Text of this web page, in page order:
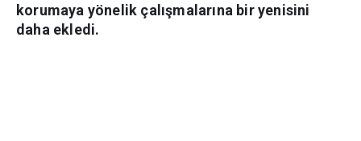
korumaya yönelik çalışmalarına bir yenisini
daha ekledi.